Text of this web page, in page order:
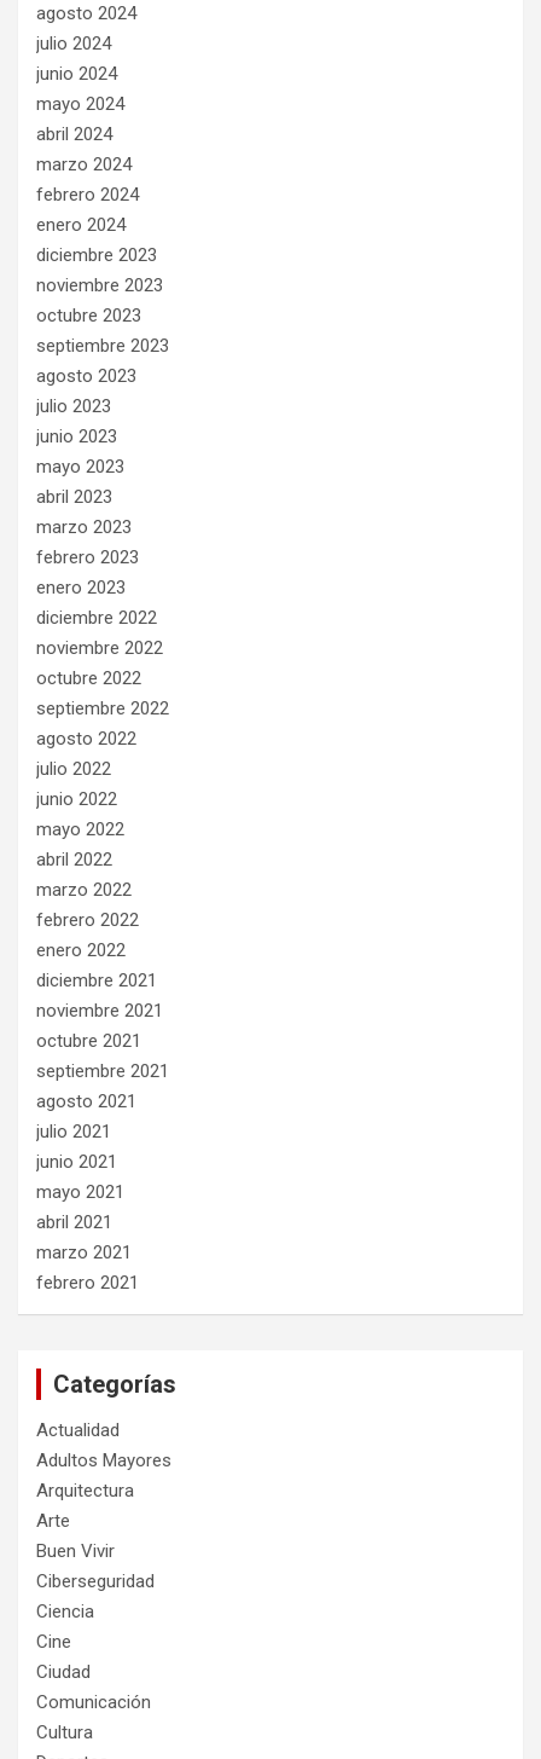
agosto 2024
julio 2024
junio 2024
mayo 2024
abril 2024
marzo 2024
febrero 2024
enero 2024
diciembre 2023
noviembre 2023
octubre 2023
septiembre 2023
agosto 2023
julio 2023
junio 2023
mayo 2023
abril 2023
marzo 2023
febrero 2023
enero 2023
diciembre 2022
noviembre 2022
octubre 2022
septiembre 2022
agosto 2022
julio 2022
junio 2022
mayo 2022
abril 2022
marzo 2022
febrero 2022
enero 2022
diciembre 2021
noviembre 2021
octubre 2021
septiembre 2021
agosto 2021
julio 2021
junio 2021
mayo 2021
abril 2021
marzo 2021
febrero 2021
Categorías
Actualidad
Adultos Mayores
Arquitectura
Arte
Buen Vivir
Ciberseguridad
Ciencia
Cine
Ciudad
Comunicación
Cultura